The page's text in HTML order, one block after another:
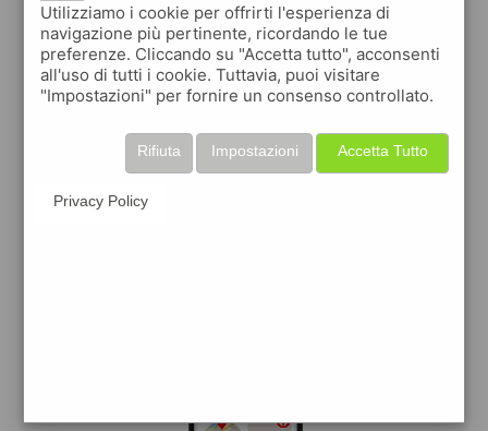
Utilizziamo i cookie per offrirti l'esperienza di
navigazione più pertinente, ricordando le tue
preferenze. Cliccando su "Accetta tutto", acconsenti
all'uso di tutti i cookie. Tuttavia, puoi visitare
"Impostazioni" per fornire un consenso controllato.
Accetta Tutto
Impostazioni
Rifiuta
Privacy Policy